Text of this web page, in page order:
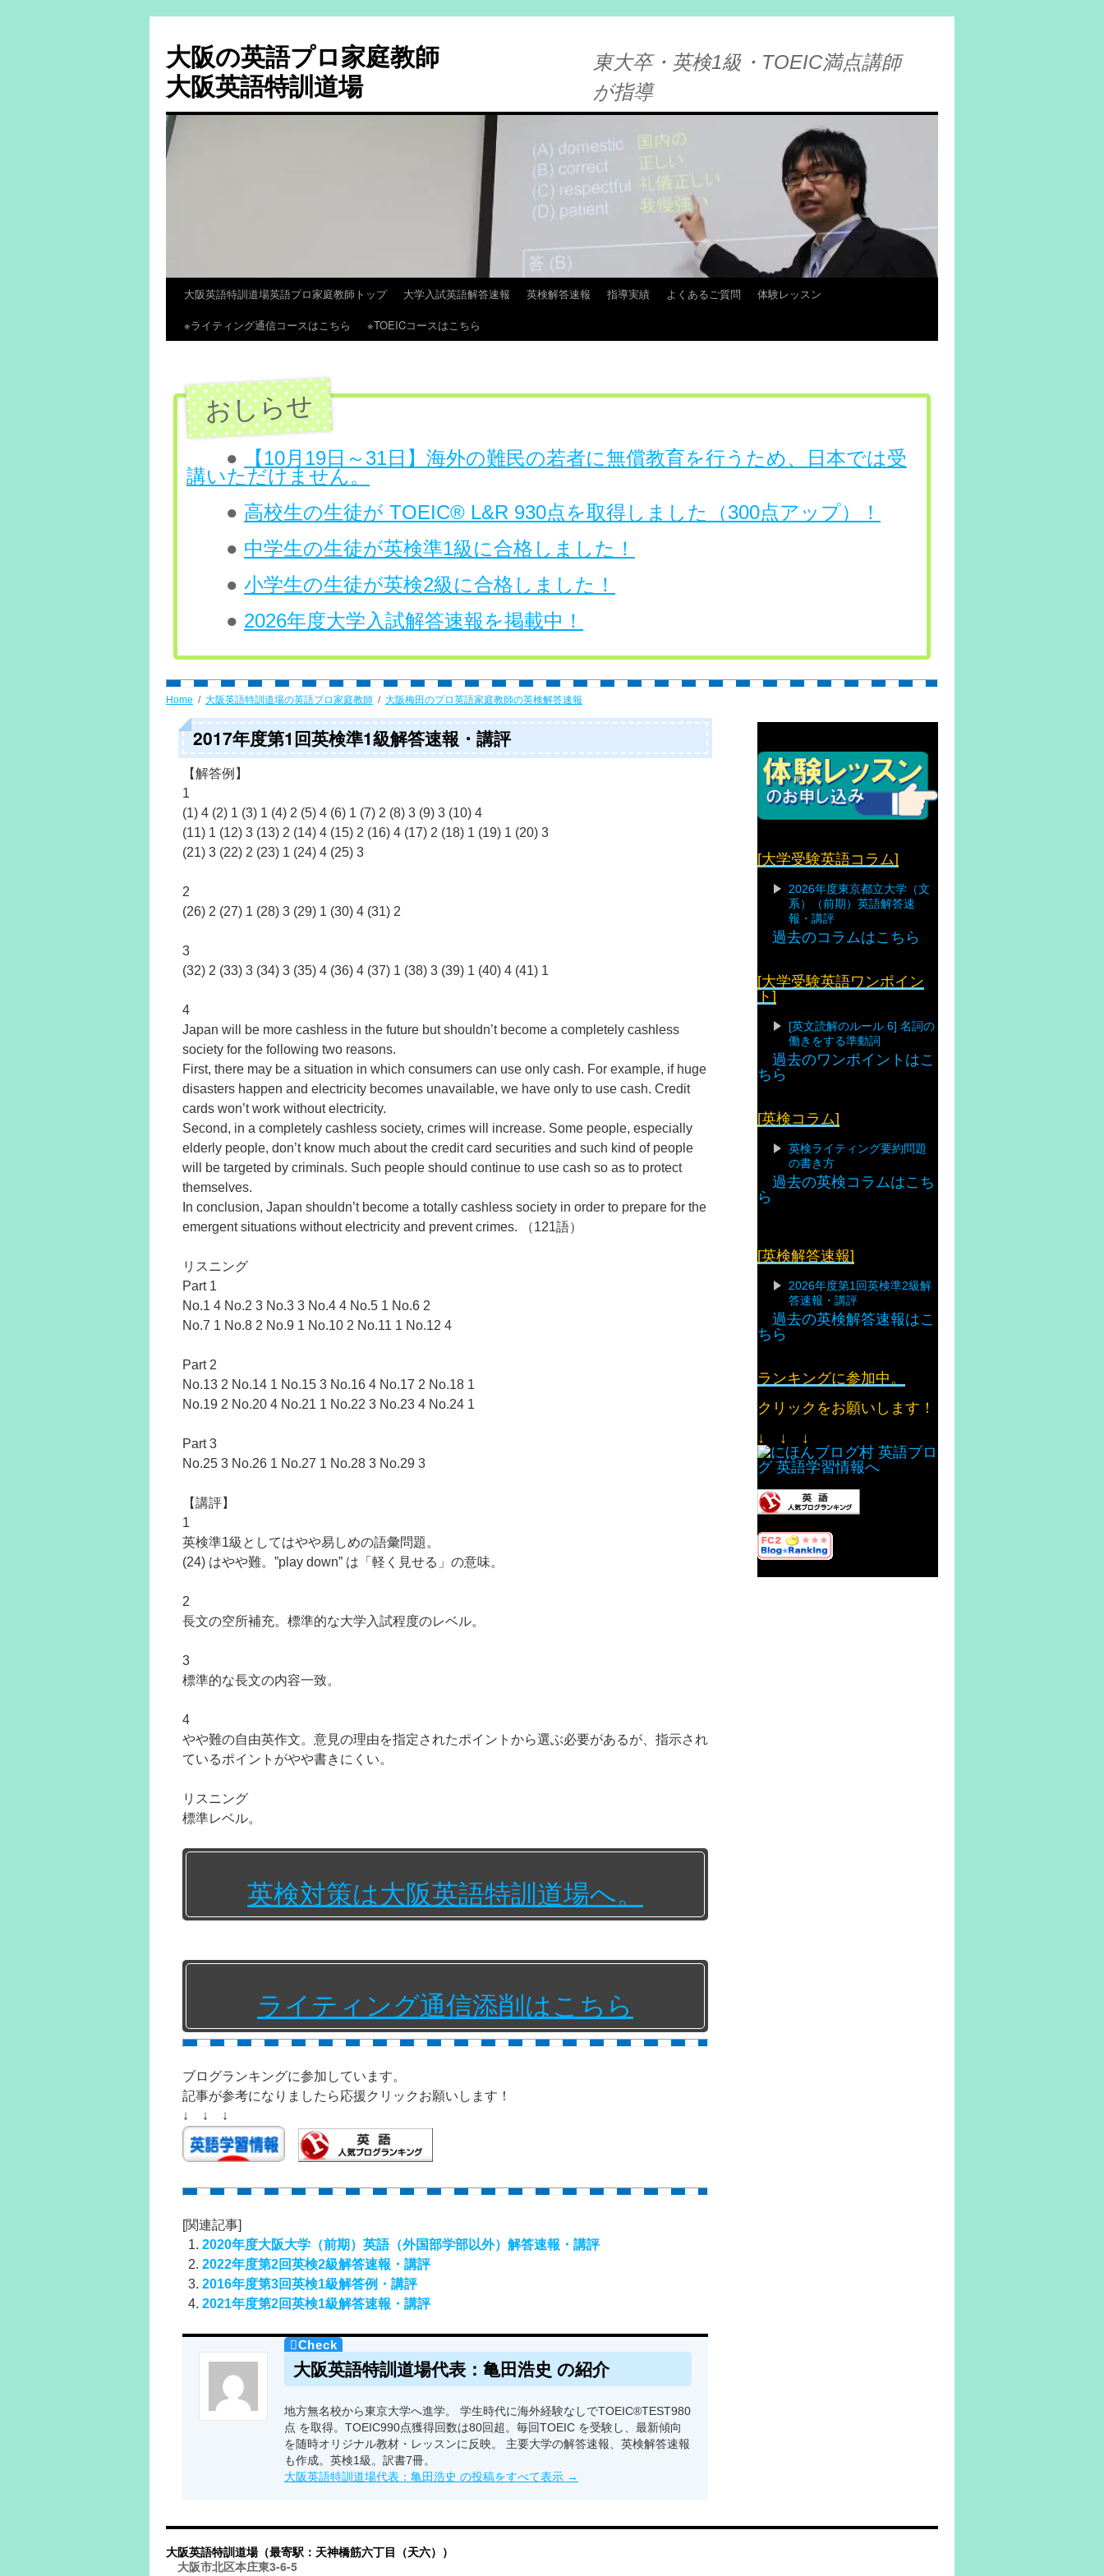
大阪の英語プロ家庭教師
大阪英語特訓道場
東大卒・英検1級・TOEIC満点講師
が指導
大阪英語特訓道場英語プロ家庭教師トップ 大学入試英語解答速報 英検解答速報 指導実績 よくあるご質問
体験レッスン
※ライティング通信コースはこちら
※TOEICコースはこちら
●
【10月19日～31日】海外の難民の若者に無償教育を行うため、日本では受
講いただけません。
● 高校生の生徒が TOEIC® L&R 930点を取得しました（300点アップ）！
● 中学生の生徒が英検準1級に合格しました！
● 小学生の生徒が英検2級に合格しました！
● 2026年度大学入試解答速報を掲載中！
Home 大阪英語特訓道場の英語プロ家庭教師 大阪梅田のプロ英語家庭教師の英検解答速報
2017年度第1回英検準1級解答速報・講評
【解答例】
1
(1) 4 (2) 1 (3) 1 (4) 2 (5) 4 (6) 1 (7) 2 (8) 3 (9) 3 (10) 4
(11) 1 (12) 3 (13) 2 (14) 4 (15) 2 (16) 4 (17) 2 (18) 1 (19) 1 (20) 3
(21) 3 (22) 2 (23) 1 (24) 4 (25) 3
2
(26) 2 (27) 1 (28) 3 (29) 1 (30) 4 (31) 2
3
(32) 2 (33) 3 (34) 3 (35) 4 (36) 4 (37) 1 (38) 3 (39) 1 (40) 4 (41) 1
4
Japan will be more cashless in the future but shouldn’t become a completely cashless
society for the following two reasons.
First, there may be a situation in which consumers can use only cash. For example, if huge
disasters happen and electricity becomes unavailable, we have only to use cash. Credit
cards won’t work without electricity.
Second, in a completely cashless society, crimes will increase. Some people, especially
elderly people, don’t know much about the credit card securities and such kind of people
will be targeted by criminals. Such people should continue to use cash so as to protect
themselves.
In conclusion, Japan shouldn’t become a totally cashless society in order to prepare for the
emergent situations without electricity and prevent crimes. （121語）
リスニング
Part 1
No.1 4 No.2 3 No.3 3 No.4 4 No.5 1 No.6 2
No.7 1 No.8 2 No.9 1 No.10 2 No.11 1 No.12 4
Part 2
No.13 2 No.14 1 No.15 3 No.16 4 No.17 2 No.18 1
No.19 2 No.20 4 No.21 1 No.22 3 No.23 4 No.24 1
Part 3
No.25 3 No.26 1 No.27 1 No.28 3 No.29 3
【講評】
1
英検準1級としてはやや易しめの語彙問題。
(24) はやや難。”play down” は「軽く見せる」の意味。
2
長文の空所補充。標準的な大学入試程度のレベル。
3
標準的な長文の内容一致。
4
やや難の自由英作文。意見の理由を指定されたポイントから選ぶ必要があるが、指示され
ているポイントがやや書きにくい。
リスニング
標準レベル。
英検対策は大阪英語特訓道場へ。
ライティング通信添削はこちら
ブログランキングに参加しています。
記事が参考になりましたら応援クリックお願いします！
↓ ↓ ↓
[関連記事]
2020年度大阪大学（前期）英語（外国部学部以外）解答速報・講評
2022年度第2回英検2級解答速報・講評
2016年度第3回英検1級解答例・講評
2021年度第2回英検1級解答速報・講評
大阪英語特訓道場代表：亀田浩史 の紹介
地方無名校から東京大学へ進学。 学生時代に海外経験なしでTOEIC®TEST980
点 を取得。TOEIC990点獲得回数は80回超。毎回TOEIC を受験し、最新傾向
を随時オリジナル教材・レッスンに反映。 主要大学の解答速報、英検解答速報
も作成。英検1級。訳書7冊。
大阪英語特訓道場代表：亀田浩史 の投稿をすべて表示 →
[大学受験英語コラム]
2026年度東京都立大学（文
系）（前期）英語解答速
報・講評
過去のコラムはこちら
[大学受験英語ワンポイン
ト]
[英文読解のルール 6] 名詞の
働きをする準動詞
過去のワンポイントはこ
ちら
[英検コラム]
英検ライティング要約問題
の書き方
過去の英検コラムはこち
ら
[英検解答速報]
2026年度第1回英検準2級解
答速報・講評
過去の英検解答速報はこ
ちら
ランキングに参加中。
クリックをお願いします！
↓ ↓ ↓
大阪英語特訓道場（最寄駅：天神橋筋六丁目（天六））
大阪市北区本庄東3-6-5